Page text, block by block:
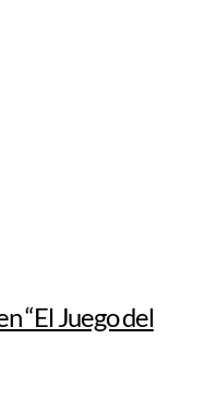
“El Juego del